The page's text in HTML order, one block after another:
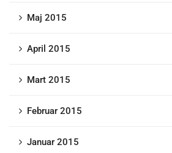
Maj 2015
April 2015
Mart 2015
Februar 2015
Januar 2015